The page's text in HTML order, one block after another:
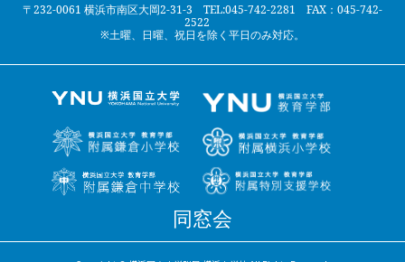
〒232-0061 横浜市南区大岡2-31-3 TEL:045-742-2281 FAX：045-742-
2522
※土曜、日曜、祝日を除く平日のみ対応。
同窓会